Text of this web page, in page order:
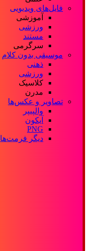
فایل‌های ویدیویی
آموزشی
ورزشی
مستند
سرگرمی
موسیقی بدون کلام
ذهنی
ورزشی
کلاسیک
مدرن
تصاویر و عکس‌ها
والپیپر
آیکون
PNG
دیگر فرمت‌ها